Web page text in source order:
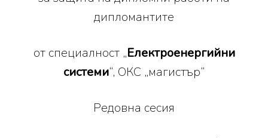
дипломантите
от специалност „Електроенергийни
системи“, ОКС „магистър“
Редовна сесия